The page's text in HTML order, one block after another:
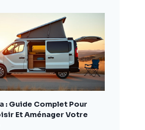
:
GUIDE
COMPLET
POUR
BIEN
CHOISIR
ET
AMÉNAGER
VOTRE
VÉHICULE
: Guide Complet Pour
Et Aménager Votre